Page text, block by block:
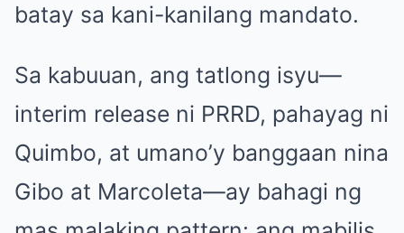
batay sa kani-kanilang mandato.
Sa kabuuan, ang tatlong isyu—
interim release ni PRRD, pahayag ni
Quimbo, at umano’y banggaan nina
Gibo at Marcoleta—ay bahagi ng